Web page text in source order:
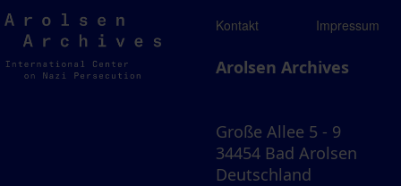
Arolsen
Archives
Kontakt Impressum
Arolsen Archives
Große Allee 5 - 9
34454 Bad Arolsen
Deutschland